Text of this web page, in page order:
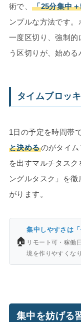
術で、「25分集中
ンプルな方法です
一度区切り、強制的
う区切りが、始める
タイムブロッ
1日の予定を時間帯
と決めるのがタイ
を出すマルチタス
ングルタスク」を
がります。
🏠
集中しやすさは
リモート可・稼働
境を作りやすくな
集中を妨げる